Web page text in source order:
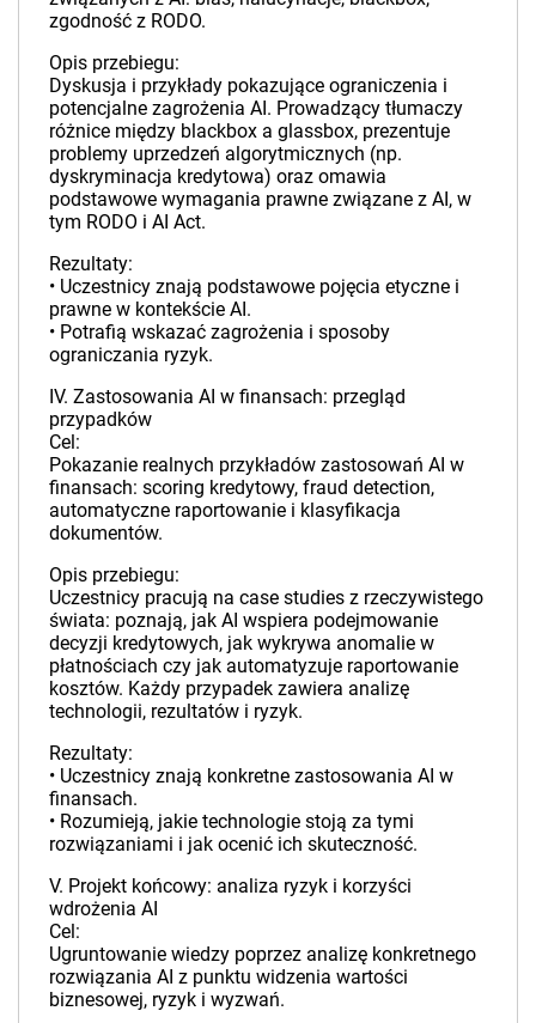
zgodność z RODO.
Opis przebiegu:
Dyskusja i przykłady pokazujące ograniczenia i
potencjalne zagrożenia AI. Prowadzący tłumaczy
różnice między blackbox a glassbox, prezentuje
problemy uprzedzeń algorytmicznych (np.
dyskryminacja kredytowa) oraz omawia
podstawowe wymagania prawne związane z AI, w
tym RODO i AI Act.
Rezultaty:
• Uczestnicy znają podstawowe pojęcia etyczne i
prawne w kontekście AI.
• Potrafią wskazać zagrożenia i sposoby
ograniczania ryzyk.
IV. Zastosowania AI w finansach: przegląd
przypadków
Cel:
Pokazanie realnych przykładów zastosowań AI w
finansach: scoring kredytowy, fraud detection,
automatyczne raportowanie i klasyfikacja
dokumentów.
Opis przebiegu:
Uczestnicy pracują na case studies z rzeczywistego
świata: poznają, jak AI wspiera podejmowanie
decyzji kredytowych, jak wykrywa anomalie w
płatnościach czy jak automatyzuje raportowanie
kosztów. Każdy przypadek zawiera analizę
technologii, rezultatów i ryzyk.
Rezultaty:
• Uczestnicy znają konkretne zastosowania AI w
finansach.
• Rozumieją, jakie technologie stoją za tymi
rozwiązaniami i jak ocenić ich skuteczność.
V. Projekt końcowy: analiza ryzyk i korzyści
wdrożenia AI
Cel:
Ugruntowanie wiedzy poprzez analizę konkretnego
rozwiązania AI z punktu widzenia wartości
biznesowej, ryzyk i wyzwań.